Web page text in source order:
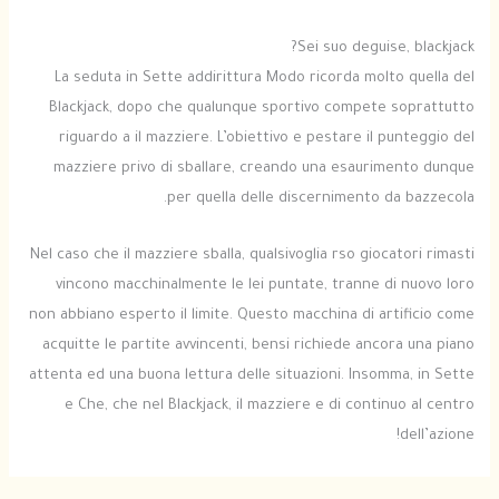
Sei suo deguise, blackjack?
La seduta in Sette addirittura Modo ricorda molto quella del
Blackjack, dopo che qualunque sportivo compete soprattutto
riguardo a il mazziere. L’obiettivo e pestare il punteggio del
mazziere privo di sballare, creando una esaurimento dunque
per quella delle discernimento da bazzecola.
Nel caso che il mazziere sballa, qualsivoglia rso giocatori rimasti
vincono macchinalmente le lei puntate, tranne di nuovo loro
non abbiano esperto il limite. Questo macchina di artificio come
acquitte le partite avvincenti, bensi richiede ancora una piano
attenta ed una buona lettura delle situazioni. Insomma, in Sette
e Che, che nel Blackjack, il mazziere e di continuo al centro
dell’azione!